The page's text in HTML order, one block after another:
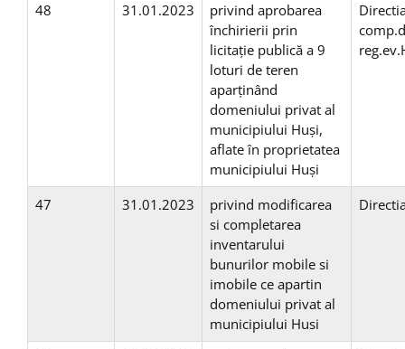
48 31.01.2023
privind aprobarea
închirierii prin
licitaţie publică a 9
loturi de teren
aparţinând
domeniului privat al
municipiului Huşi,
aflate în proprietatea
municipiului Huşi
47 31.01.2023
privind modificarea
si completarea
inventarului
bunurilor mobile si
imobile ce apartin
domeniului privat al
municipiului Husi